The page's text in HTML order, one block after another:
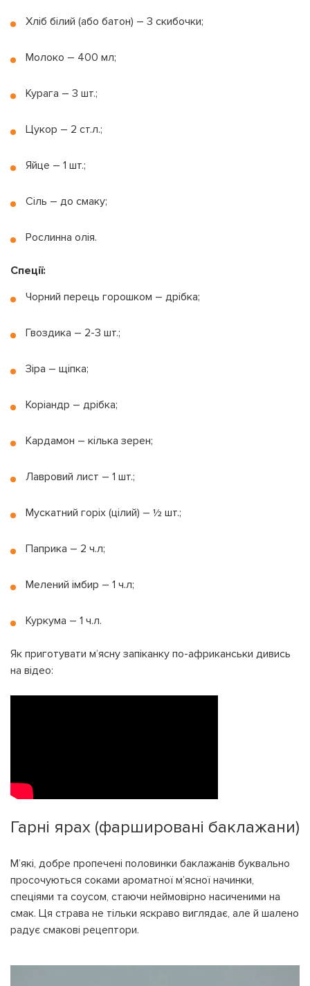
Хліб білий (або батон) – 3 скибочки;
Молоко – 400 мл;
Курага – 3 шт.;
Цукор – 2 ст.л.;
Яйце – 1 шт.;
Сіль – до смаку;
Рослинна олія.
Спеції:
Чорний перець горошком – дрібка;
Гвоздика – 2-3 шт.;
Зіра – щіпка;
Коріандр – дрібка;
Кардамон – кілька зерен;
Лавровий лист – 1 шт.;
Мускатний горіх (цілий) – ½ шт.;
Паприка – 2 ч.л;
Мелений імбир – 1 ч.л;
Куркума – 1 ч.л.
Як приготувати м’ясну запіканку по-африканськи дивись
на відео:
Гарні ярах (фаршировані баклажани)
М’які, добре пропечені половинки баклажанів буквально
просочуються соками ароматної м’ясної начинки,
спеціями та соусом, стаючи неймовірно насиченими на
смак. Ця страва не тільки яскраво виглядає, але й шалено
радує смакові рецептори.